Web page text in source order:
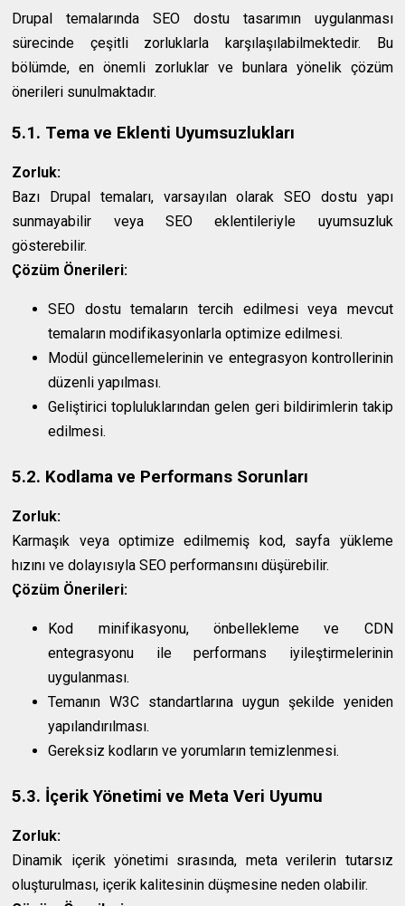
Drupal temalarında SEO dostu tasarımın uygulanması
sürecinde çeşitli zorluklarla karşılaşılabilmektedir. Bu
bölümde, en önemli zorluklar ve bunlara yönelik çözüm
önerileri sunulmaktadır.
5.1. Tema ve Eklenti Uyumsuzlukları
Zorluk:
Bazı Drupal temaları, varsayılan olarak SEO dostu yapı
sunmayabilir veya SEO eklentileriyle uyumsuzluk
gösterebilir.
Çözüm Önerileri:
SEO dostu temaların tercih edilmesi veya mevcut
temaların modifikasyonlarla optimize edilmesi.
Modül güncellemelerinin ve entegrasyon kontrollerinin
düzenli yapılması.
Geliştirici topluluklarından gelen geri bildirimlerin takip
edilmesi.
5.2. Kodlama ve Performans Sorunları
Zorluk:
Karmaşık veya optimize edilmemiş kod, sayfa yükleme
hızını ve dolayısıyla SEO performansını düşürebilir.
Çözüm Önerileri:
Kod minifikasyonu, önbellekleme ve CDN
entegrasyonu ile performans iyileştirmelerinin
uygulanması.
Temanın W3C standartlarına uygun şekilde yeniden
yapılandırılması.
Gereksiz kodların ve yorumların temizlenmesi.
5.3. İçerik Yönetimi ve Meta Veri Uyumu
Zorluk:
Dinamik içerik yönetimi sırasında, meta verilerin tutarsız
oluşturulması, içerik kalitesinin düşmesine neden olabilir.